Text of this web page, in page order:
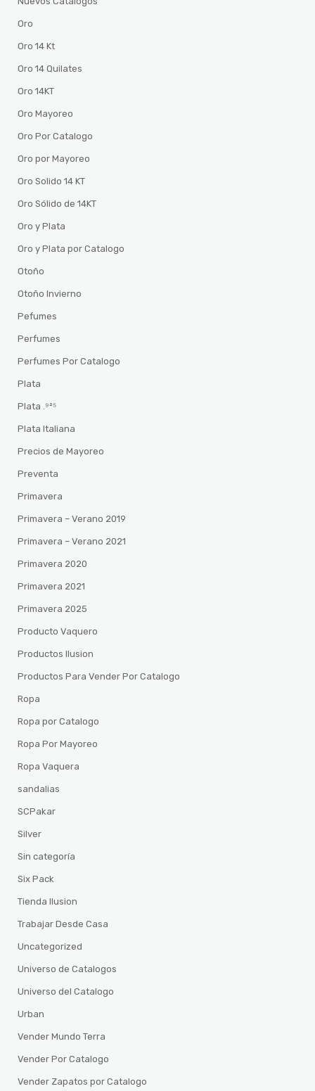
Oro
Oro 14 Kt
Oro 14 Quilates
Oro 14KT
Oro Mayoreo
Oro Por Catalogo
Oro por Mayoreo
Oro Solido 14 KT
Oro Sólido de 14KT
Oro y Plata
Oro y Plata por Catalogo
Otoño
Otoño Invierno
Pefumes
Perfumes
Perfumes Por Catalogo
Plata
Plata .⁹²⁵
Plata Italiana
Precios de Mayoreo
Preventa
Primavera
Primavera – Verano 2019
Primavera – Verano 2021
Primavera 2020
Primavera 2021
Primavera 2025
Producto Vaquero
Productos Ilusion
Productos Para Vender Por Catalogo
Ropa
Ropa por Catalogo
Ropa Por Mayoreo
Ropa Vaquera
sandalias
SCPakar
Silver
Sin categoría
Six Pack
Tienda Ilusion
Trabajar Desde Casa
Uncategorized
Universo de Catalogos
Universo del Catalogo
Urban
Vender Mundo Terra
Vender Por Catalogo
Vender Zapatos por Catalogo